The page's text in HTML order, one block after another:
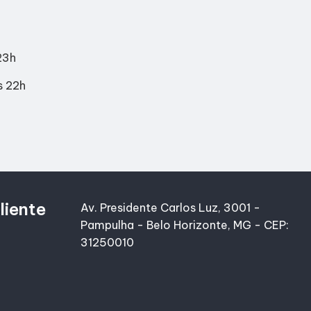
22h
Av. Presidente Carlos Luz, 3001 -
Pampulha - Belo Horizonte, MG - CEP:
31250010